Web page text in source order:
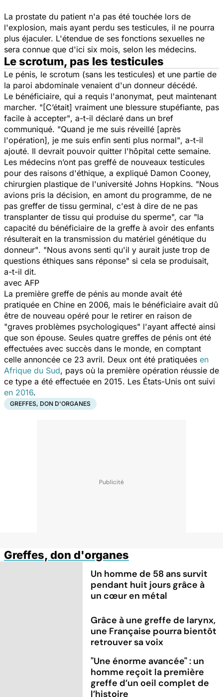
La prostate du patient n'a pas été touchée lors de
l'explosion, mais ayant perdu ses testicules, il ne pourra
plus éjaculer. L'étendue de ses fonctions sexuelles ne
sera connue que d'ici six mois, selon les médecins.
Le scrotum, pas les testicules
Le pénis, le scrotum (sans les testicules) et une partie de
la paroi abdominale venaient d'un donneur décédé.
Le bénéficiaire, qui a requis l'anonymat, peut maintenant
marcher. "[C’était] vraiment une blessure stupéfiante, pas
facile à accepter", a-t-il déclaré dans un bref
communiqué. "Quand je me suis réveillé [après
l'opération], je me suis enfin senti plus normal", a-t-il
ajouté. Il devrait pouvoir quitter l'hôpital cette semaine.
Les médecins n’ont pas greffé de nouveaux testicules
pour des raisons d'éthique, a expliqué Damon Cooney,
chirurgien plastique de l'université Johns Hopkins. "Nous
avions pris la décision, en amont du programme, de ne
pas greffer de tissu germinal, c'est à dire de ne pas
transplanter de tissu qui produise du sperme", car "la
capacité du bénéficiaire de la greffe à avoir des enfants
résulterait en la transmission du matériel génétique du
donneur". "Nous avons senti qu'il y aurait juste trop de
questions éthiques sans réponse" si cela se produisait,
a-t-il dit.
avec AFP
La première greffe de pénis au monde avait été
pratiquée en Chine en 2006, mais le bénéficiaire avait dû
être de nouveau opéré pour le retirer en raison de
"graves problèmes psychologiques" l'ayant affecté ainsi
que son épouse. Seules quatre greffes de pénis ont été
effectuées avec succès dans le monde, en comptant
celle annoncée ce 23 avril. Deux ont été pratiquées en
Afrique du Sud, pays où la première opération réussie de
ce type a été effectuée en 2015. Les États-Unis ont suivi
en 2016.
GREFFES, DON D'ORGANES
Greffes, don d'organes
Un homme de 58 ans survit
pendant huit jours grâce à
un cœur en métal
Grâce à une greffe de larynx,
une Française pourra bientôt
retrouver sa voix
"Une énorme avancée" : un
homme reçoit la première
greffe d’un oeil complet de
l’histoire